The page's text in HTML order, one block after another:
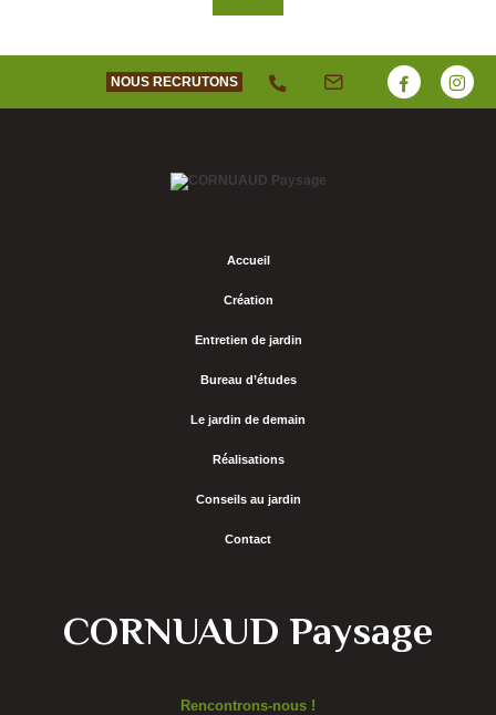
NOUS RECRUTONS
Accueil
Création
Entretien de jardin
Bureau d’études
Le jardin de demain
Réalisations
Conseils au jardin
Contact
CORNUAUD Paysage
Rencontrons-nous !